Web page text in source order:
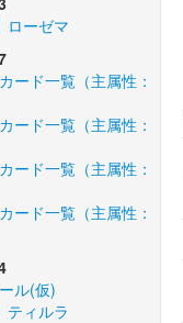
ローゼマ
ード一覧（主属性：
ード一覧（主属性：
ード一覧（主属性：
ード一覧（主属性：
ル(仮)
ティルラ